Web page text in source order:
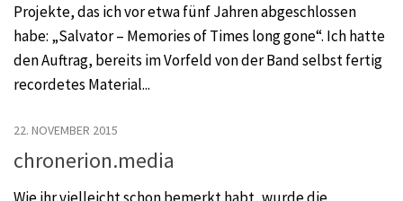
Projekte, das ich vor etwa fünf Jahren abgeschlossen
habe: „Salvator – Memories of Times long gone“. Ich hatte
den Auftrag, bereits im Vorfeld von der Band selbst fertig
recordetes Material...
22. NOVEMBER 2015
chronerion.media